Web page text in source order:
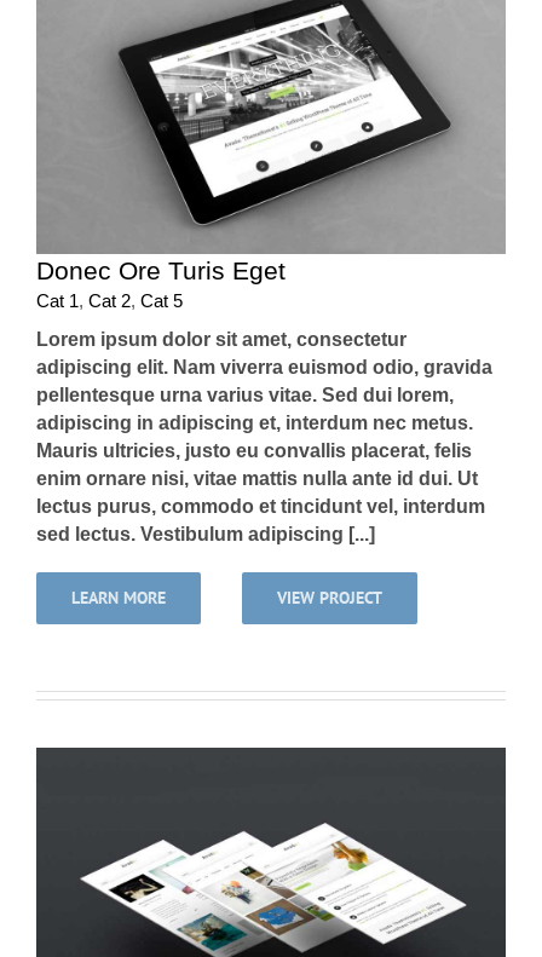
Donec Ore Turis Eget
Cat 1, Cat 2, Cat 5
Lorem ipsum dolor sit amet, consectetur
adipiscing elit. Nam viverra euismod odio, gravida
pellentesque urna varius vitae. Sed dui lorem,
adipiscing in adipiscing et, interdum nec metus.
Mauris ultricies, justo eu convallis placerat, felis
enim ornare nisi, vitae mattis nulla ante id dui. Ut
lectus purus, commodo et tincidunt vel, interdum
sed lectus. Vestibulum adipiscing [...]
LEARN MORE VIEW PROJECT